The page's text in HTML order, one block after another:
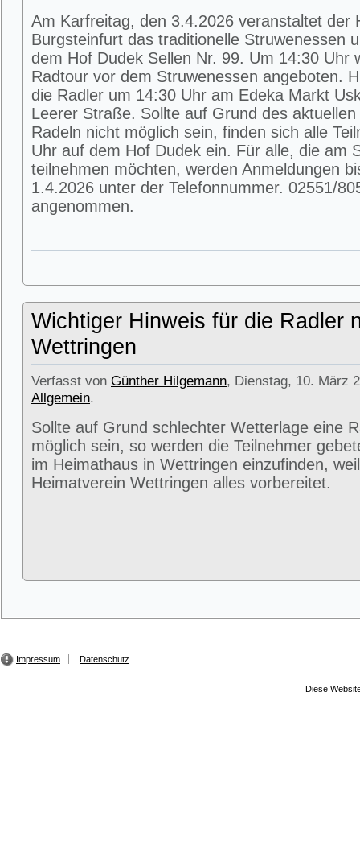
Am Karfreitag, den 3.4.2026 veranstaltet der
Burgsteinfurt das traditionelle Struwenessen
dem Hof Dudek Sellen Nr. 99. Um 14:30 Uhr
Radtour vor dem Struwenessen angeboten.
die Radler um 14:30 Uhr am Edeka Markt
Leerer Straße. Sollte auf Grund des
Radeln nicht möglich sein, finden sich alle
Uhr auf dem Hof Dudek ein. Für alle, die am
teilnehmen möchten, werden Anmeldungen
1.4.2026 unter der Telefonnummer. 02551/
angenommen.
Wichtiger Hinweis für die Radler
Wettringen
Verfasst von Günther Hilgemann, Dienstag, 10. März
Allgemein.
Sollte auf Grund schlechter Wetterlage eine
möglich sein, so werden die Teilnehmer
im Heimathaus in Wettringen einzufinden,
Heimatverein Wettringen alles vorbereitet.
Impressum Datenschutz
Diese